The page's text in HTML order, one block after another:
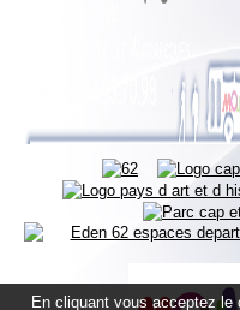
En cliquant vous acceptez